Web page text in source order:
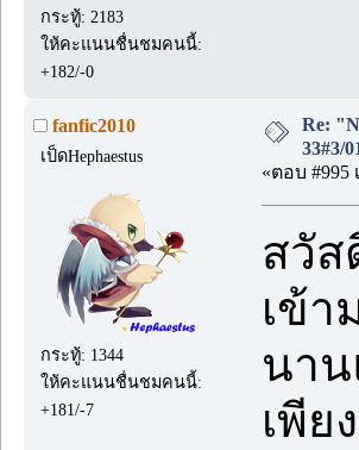
กระทู้: 2183
ให้คะแนนชื่นชมคนนี้:
+182/-0
fanfic2010
เป็ดHephaestus
กระทู้: 1344
ให้คะแนนชื่นชมคนนี้:
+181/-7
Re:
33#3/
«ตอบ #995
สวัส
เข้า
นา
เพี